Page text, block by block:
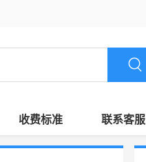
收费标准 联系客服